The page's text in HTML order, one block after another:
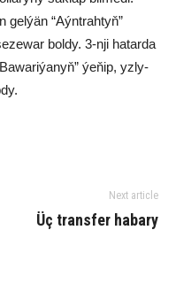
gelýän “Aýntrahtyň”
boldy. 3-nji hatarda
ýeňip, yzly-
Next article
Üç transfer habary